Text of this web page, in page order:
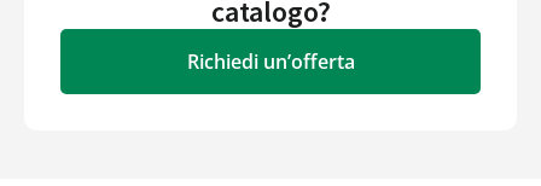
catalogo?
Richiedi un’offerta